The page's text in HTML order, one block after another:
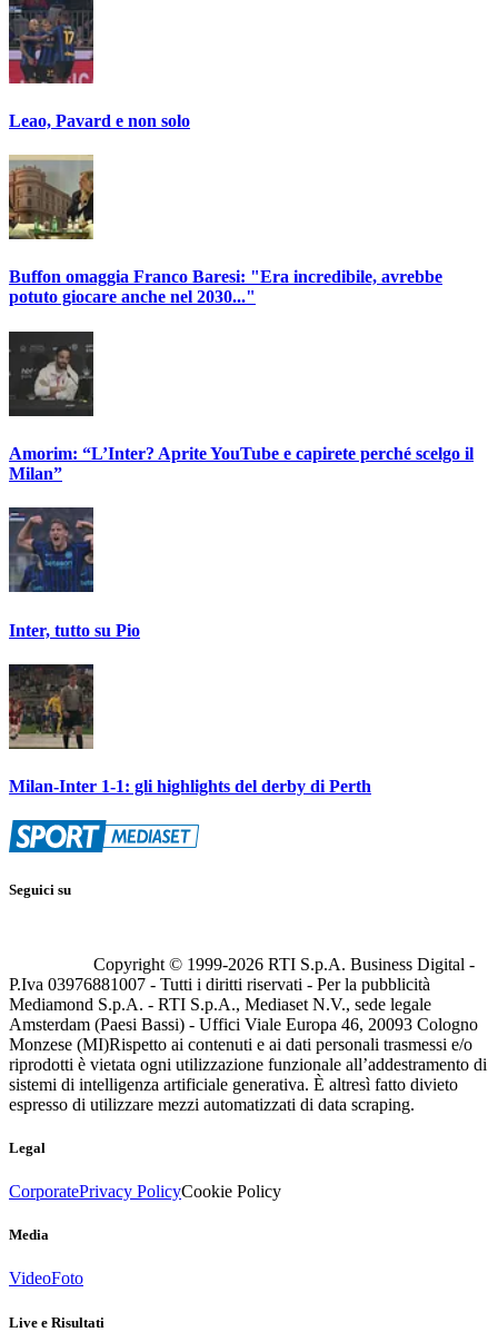
Leao, Pavard e non solo
Buffon omaggia Franco Baresi: "Era incredibile, avrebbe
potuto giocare anche nel 2030..."
Amorim: “L’Inter? Aprite YouTube e capirete perché scelgo il
Milan”
Inter, tutto su Pio
Milan-Inter 1-1: gli highlights del derby di Perth
Seguici su
Copyright © 1999-2026 RTI S.p.A. Business Digital -
P.Iva 03976881007 - Tutti i diritti riservati - Per la pubblicità
Mediamond S.p.A. - RTI S.p.A., Mediaset N.V., sede legale
Amsterdam (Paesi Bassi) - Uffici Viale Europa 46, 20093 Cologno
Monzese (MI)Rispetto ai contenuti e ai dati personali trasmessi e/o
riprodotti è vietata ogni utilizzazione funzionale all’addestramento di
sistemi di intelligenza artificiale generativa. È altresì fatto divieto
espresso di utilizzare mezzi automatizzati di data scraping.
Legal
CorporatePrivacy PolicyCookie Policy
Media
VideoFoto
Live e Risultati